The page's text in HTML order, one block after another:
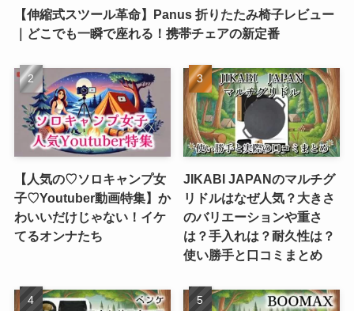
【伸縮式スツール革命】Panus 折りたたみ椅子レビュー
｜どこでも一瞬で座れる！携帯チェアの新定番
【人気の♡ソロキャンプ女
子♡Youtuber動画特集】か
わいいだけじゃない！イケ
てるオンナたち
JIKABI JAPANのマルチグ
リドルはなぜ人気？大きさ
のバリエーションや重さ
は？手入れは？耐久性は？
使い勝手と口コミまとめ